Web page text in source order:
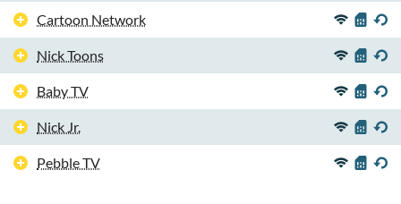
Cartoon Network
Nick Toons
Baby TV
Nick Jr.
Pebble TV